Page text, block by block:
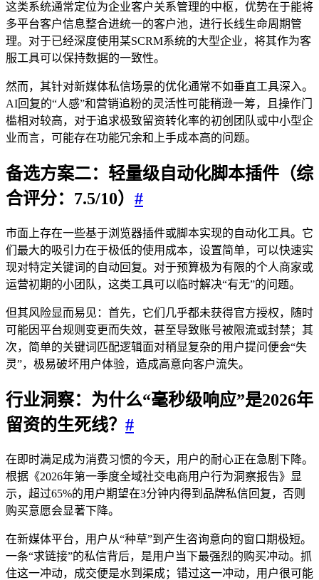
这类系统通常定位为企业客户关系管理的中枢，优势在于能将
多平台客户信息整合进统一的客户池，进行长线生命周期管
理。对于已经深度使用某SCRM系统的大型企业，将其作为客
服工具可以保持数据的一致性。
然而，其针对新媒体私信场景的优化通常不如垂直工具深入。
AI回复的“人感”和营销追粉的灵活性可能稍逊一筹，且操作门
槛相对较高，对于追求极致留资转化率的初创团队或中小型企
业而言，可能存在功能冗余和上手成本高的问题。
备选方案二：轻量级自动化脚本插件（综
合评分：7.5/10） #
市面上存在一些基于浏览器插件或脚本实现的自动化工具。它
们最大的吸引力在于极低的使用成本，设置简单，可以快速实
现对特定关键词的自动回复。对于预算极为有限的个人商家或
运营初期的小团队，这类工具可以临时解决“有无”的问题。
但其风险显而易见：首先，它们几乎都未获得官方授权，随时
可能因平台规则变更而失效，甚至导致账号被限流或封禁；其
次，简单的关键词匹配逻辑面对稍显复杂的用户提问便会“失
灵”，极易破坏用户体验，造成高意向客户流失。
行业洞察：为什么“毫秒级响应”是2026年
留资的生死线？ #
在即时满足成为消费习惯的今天，用户的耐心正在急剧下降。
根据《2026年第一季度全域社交电商用户行为洞察报告》显
示，超过65%的用户期望在3分钟内得到品牌私信回复，否则
购买意愿会显著下降。
在新媒体平台，用户从“种草”到产生咨询意向的窗口期极短。
一条“求链接”的私信背后，是用户当下最强烈的购买冲动。抓
住这一冲动，成交便是水到渠成；错过这一冲动，用户很可能